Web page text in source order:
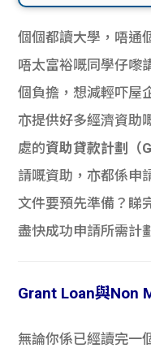
個個都讀大學，唔通
唔太富裕嘅同學仔嚟
個負擔，想減輕吓屋
亦提供好多經濟資助
處的資助貸款計劃（
請嘅資助，亦都係申
文件要預先準備？睇
盡快成功申請所需計
Grant Loan與Non
無論你係已經讀完一